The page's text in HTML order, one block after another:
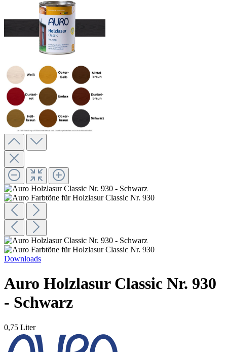
Downloads
Auro Holzlasur Classic Nr. 930
- Schwarz
0,75 Liter